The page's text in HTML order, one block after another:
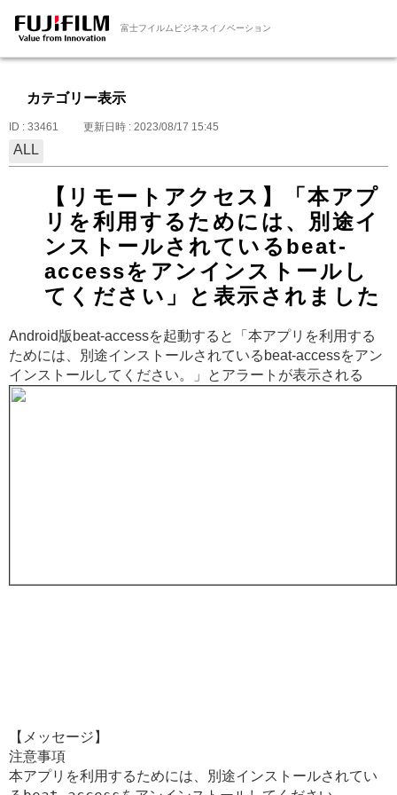
富士フイルムビジネスイノベーション
カテゴリー表示
ID : 33461 更新日時 : 2023/08/17 15:45
ALL
【リモートアクセス】「本アプ
リを利用するためには、別途イ
ンストールされているbeat-
accessをアンインストールし
てください」と表示されました
Android版beat-accessを起動すると「本アプリを利用する
ためには、別途インストールされているbeat-accessをアン
インストールしてください。」とアラートが表示される
【メッセージ】
注意事項
本アプリを利用するためには、別途インストールされてい